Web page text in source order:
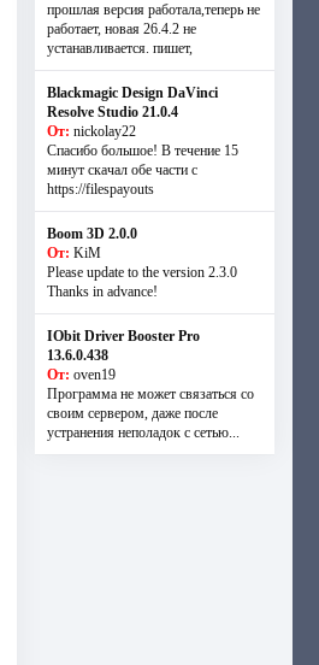
прошлая версия работала,теперь не
работает, новая 26.4.2 не
устанавливается. пишет,
Blackmagic Design DaVinci
Resolve Studio 21.0.4
От: nickolay22
Спасибо большое! В течение 15
минут скачал обе части с
https://filespayouts
Boom 3D 2.0.0
От: KiM
Please update to the version 2.3.0
Thanks in advance!
IObit Driver Booster Pro
13.6.0.438
От: oven19
Программа не может связаться со
своим сервером, даже после
устранения неполадок с сетью...